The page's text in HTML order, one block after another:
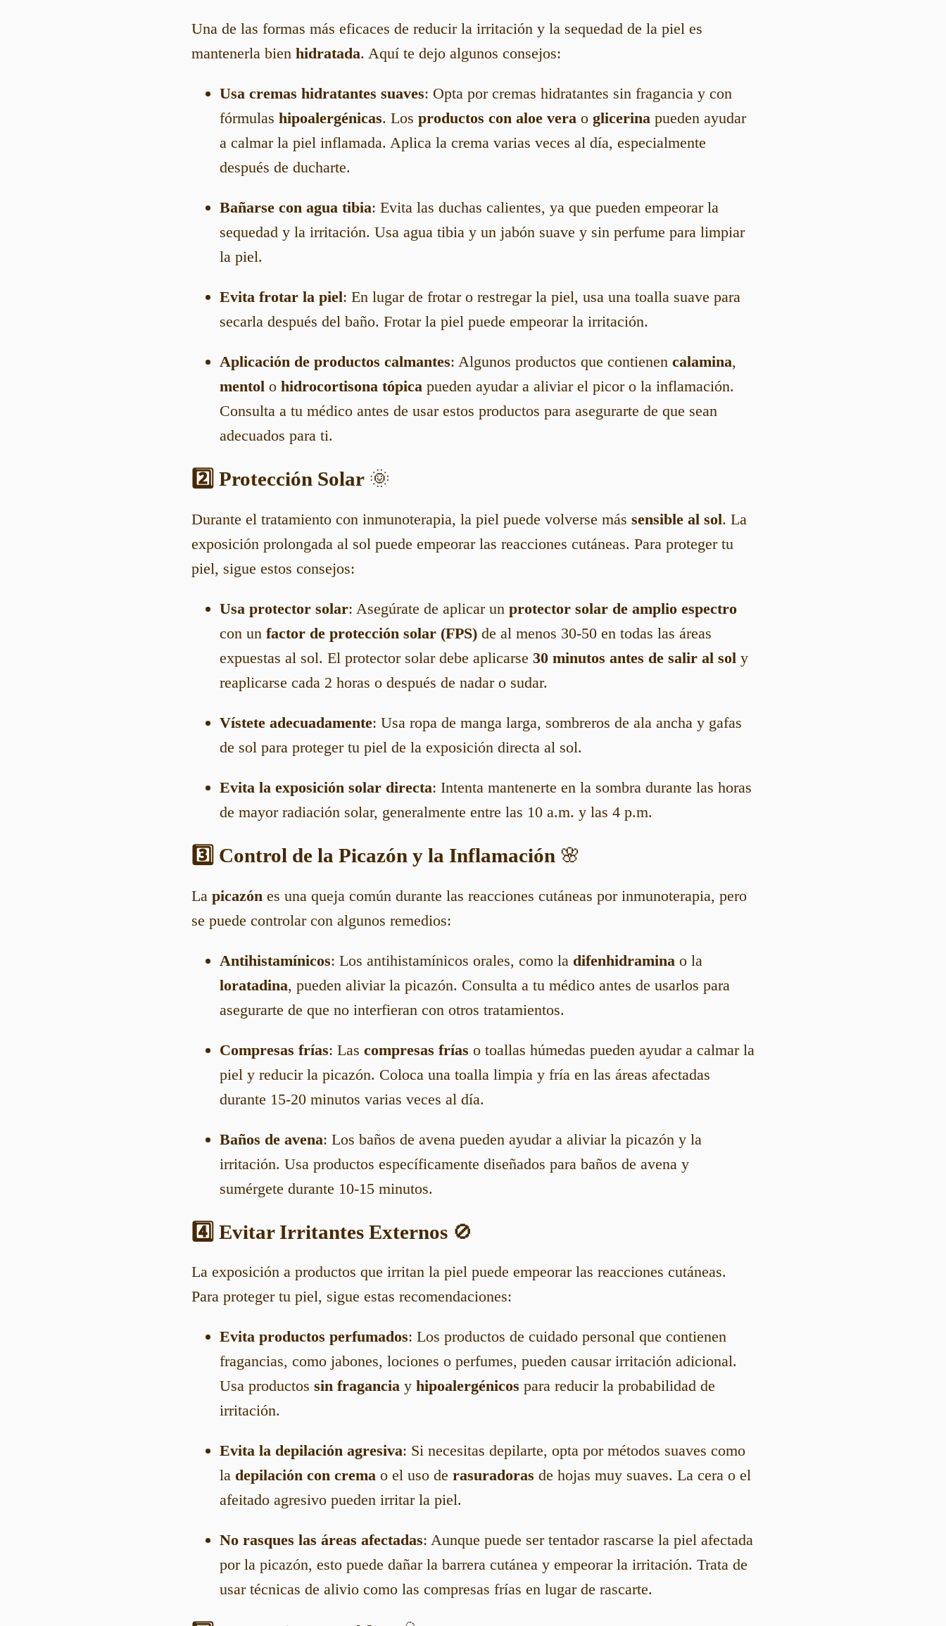
Una de las formas más eficaces de reducir la irritación y la sequedad de la piel es
mantenerla bien hidratada. Aquí te dejo algunos consejos:
Usa cremas hidratantes suaves: Opta por cremas hidratantes sin fragancia y con
fórmulas hipoalergénicas. Los productos con aloe vera o glicerina pueden ayudar
a calmar la piel inflamada. Aplica la crema varias veces al día, especialmente
después de ducharte.
Bañarse con agua tibia: Evita las duchas calientes, ya que pueden empeorar la
sequedad y la irritación. Usa agua tibia y un jabón suave y sin perfume para limpiar
la piel.
Evita frotar la piel: En lugar de frotar o restregar la piel, usa una toalla suave para
secarla después del baño. Frotar la piel puede empeorar la irritación.
Aplicación de productos calmantes: Algunos productos que contienen calamina,
mentol o hidrocortisona tópica pueden ayudar a aliviar el picor o la inflamación.
Consulta a tu médico antes de usar estos productos para asegurarte de que sean
adecuados para ti.
2️⃣ Protección Solar 🌞
Durante el tratamiento con inmunoterapia, la piel puede volverse más sensible al sol. La
exposición prolongada al sol puede empeorar las reacciones cutáneas. Para proteger tu
piel, sigue estos consejos:
Usa protector solar: Asegúrate de aplicar un protector solar de amplio espectro
con un factor de protección solar (FPS) de al menos 30-50 en todas las áreas
expuestas al sol. El protector solar debe aplicarse 30 minutos antes de salir al sol y
reaplicarse cada 2 horas o después de nadar o sudar.
Vístete adecuadamente: Usa ropa de manga larga, sombreros de ala ancha y gafas
de sol para proteger tu piel de la exposición directa al sol.
Evita la exposición solar directa: Intenta mantenerte en la sombra durante las horas
de mayor radiación solar, generalmente entre las 10 a.m. y las 4 p.m.
3️⃣ Control de la Picazón y la Inflamación 🌸
La picazón es una queja común durante las reacciones cutáneas por inmunoterapia, pero
se puede controlar con algunos remedios:
Antihistamínicos: Los antihistamínicos orales, como la difenhidramina o la
loratadina, pueden aliviar la picazón. Consulta a tu médico antes de usarlos para
asegurarte de que no interfieran con otros tratamientos.
Compresas frías: Las compresas frías o toallas húmedas pueden ayudar a calmar la
piel y reducir la picazón. Coloca una toalla limpia y fría en las áreas afectadas
durante 15-20 minutos varias veces al día.
Baños de avena: Los baños de avena pueden ayudar a aliviar la picazón y la
irritación. Usa productos específicamente diseñados para baños de avena y
sumérgete durante 10-15 minutos.
4️⃣ Evitar Irritantes Externos 🚫
La exposición a productos que irritan la piel puede empeorar las reacciones cutáneas.
Para proteger tu piel, sigue estas recomendaciones:
Evita productos perfumados: Los productos de cuidado personal que contienen
fragancias, como jabones, lociones o perfumes, pueden causar irritación adicional.
Usa productos sin fragancia y hipoalergénicos para reducir la probabilidad de
irritación.
Evita la depilación agresiva: Si necesitas depilarte, opta por métodos suaves como
la depilación con crema o el uso de rasuradoras de hojas muy suaves. La cera o el
afeitado agresivo pueden irritar la piel.
No rasques las áreas afectadas: Aunque puede ser tentador rascarse la piel afectada
por la picazón, esto puede dañar la barrera cutánea y empeorar la irritación. Trata de
usar técnicas de alivio como las compresas frías en lugar de rascarte.